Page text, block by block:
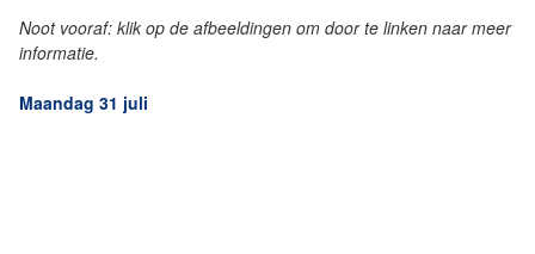
Noot vooraf: klik op de afbeeldingen om door te linken naar meer
informatie.
Maandag 31 juli